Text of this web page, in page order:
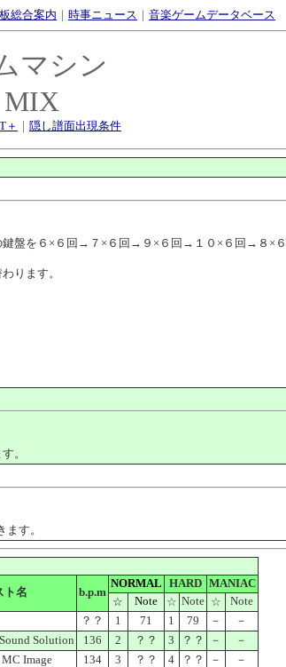
総合案内 ｜ 時事ニュース ｜ 音楽ゲームデータベース
マシン
MIX
＋ ｜ 隠し譜面出現条件
鍵盤を６×６回→７×６回→９×６回→１０×６回→８×６
ります。
。
す。
ト名 b.p.m
NORMAL HARD
MANIAC
☆
Note ☆ Note ☆
Note
？？ 1 71 1 79 －
－
Solution 136 2 ？？ 3 ？？ －
－
MC Image 134 3 ？？ 4 ？？ －
－